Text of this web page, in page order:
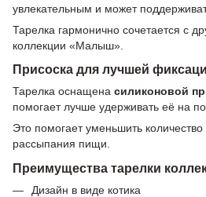
увлекательным и может
Тарелка гармонично сочетается с
коллекции «Малыш».
Присоска для лучшей
Тарелка оснащена силиконовой
помогает лучше удерживать её на
Это помогает уменьшить
рассыпания пищи.
Преимущества тарелки
Дизайн в виде котика